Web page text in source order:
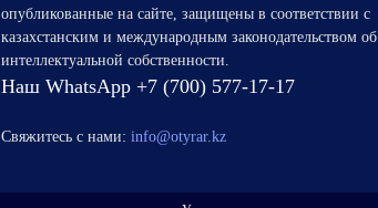
опубликованные на сайте, защищены в соответствии с
казахстанским и международным законодательством об
интеллектуальной собственности.
Наш WhatsApp +7 (700) 577-17-17
Свяжитесь с нами: info@otyrar.kz